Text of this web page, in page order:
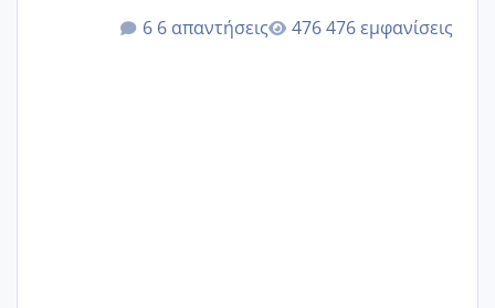
@Elk @Melikara86 @Παρασκευαιδου
@Zenia z @melitiniღ @Christi.D.
6 απαντήσεις 476 εμφανίσεις